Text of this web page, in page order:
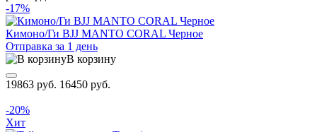
-17%
Кимоно/Ги BJJ MANTO CORAL Черное
Отправка за 1 день
В корзину
19863 руб. 16450 руб.
-20%
Хит